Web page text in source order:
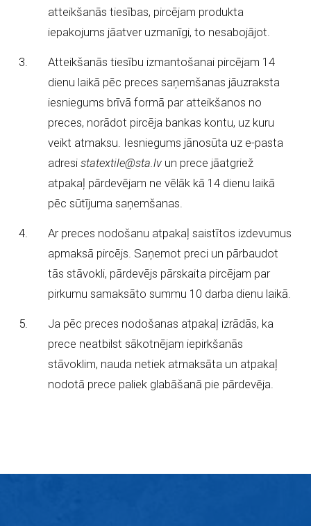
atteikšanās tiesības, pircējam produkta
iepakojums jāatver uzmanīgi, to nesabojājot.
Atteikšanās tiesību izmantošanai pircējam 14
dienu laikā pēc preces saņemšanas jāuzraksta
iesniegums brīvā formā par atteikšanos no
preces, norādot pircēja bankas kontu, uz kuru
veikt atmaksu. Iesniegums jānosūta uz e-pasta
adresi statextile@sta.lv un prece jāatgriež
atpakaļ pārdevējam ne vēlāk kā 14 dienu laikā
pēc sūtījuma saņemšanas.
Ar preces nodošanu atpakaļ saistītos izdevumus
apmaksā pircējs. Saņemot preci un pārbaudot
tās stāvokli, pārdevējs pārskaita pircējam par
pirkumu samaksāto summu 10 darba dienu laikā.
Ja pēc preces nodošanas atpakaļ izrādās, ka
prece neatbilst sākotnējam iepirkšanās
stāvoklim, nauda netiek atmaksāta un atpakaļ
nodotā prece paliek glabāšanā pie pārdevēja.